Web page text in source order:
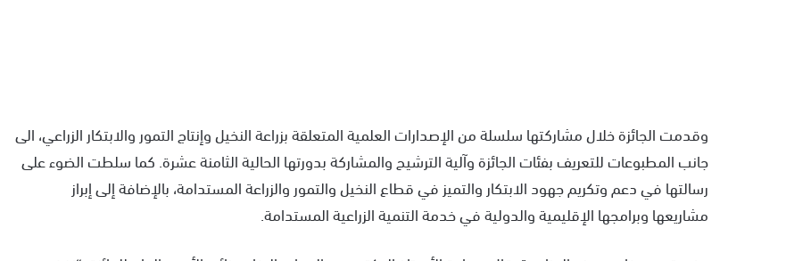
وقدمت الجائزة خلال مشاركتها سلسلة من الإصدارات العلمية المتعلقة بزراعة النخيل وإنتاج التمور والابتكار الزراعي، الى
جانب المطبوعات للتعريف بفئات الجائزة وآلية الترشيح والمشاركة بدورتها الحالية الثامنة عشرة. كما سلطت الضوء على
رسالتها في دعم وتكريم جهود الابتكار والتميز في قطاع النخيل والتمور والزراعة المستدامة، بالإضافة إلى إبراز
مشاريعها وبرامجها الإقليمية والدولية في خدمة التنمية الزراعية المستدامة.